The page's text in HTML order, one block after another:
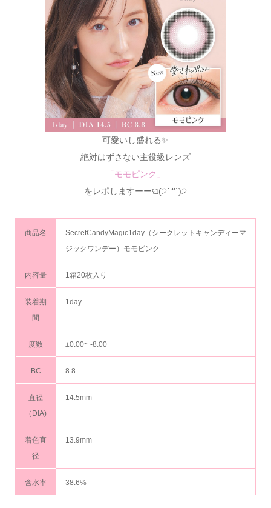
可愛いし盛れる✨
絶対はずさない主役級レンズ
「モモピンク」
をレポしますーーଘ(੭ˊ꒳ˋ)੭
商品名
SecretCandyMagic1day（シークレットキャンディーマ
ジックワンデー）モモピンク
内容量 1箱20枚入り
装着期
間
1day
度数 ±0.00~ -8.00
BC 8.8
直径
（DIA)
14.5mm
着色直
径
13.9mm
含水率 38.6%